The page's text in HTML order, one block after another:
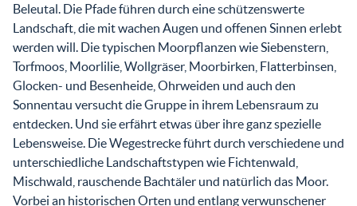
Beleutal. Die Pfade führen durch eine schützenswerte
Landschaft, die mit wachen Augen und offenen Sinnen erlebt
werden will. Die typischen Moorpflanzen wie Siebenstern,
Torfmoos, Moorlilie, Wollgräser, Moorbirken, Flatterbinsen,
Glocken- und Besenheide, Ohrweiden und auch den
Sonnentau versucht die Gruppe in ihrem Lebensraum zu
entdecken. Und sie erfährt etwas über ihre ganz spezielle
Lebensweise. Die Wegestrecke führt durch verschiedene und
unterschiedliche Landschaftstypen wie Fichtenwald,
Mischwald, rauschende Bachtäler und natürlich das Moor.
Vorbei an historischen Orten und entlang verwunschener